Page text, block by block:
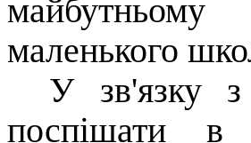
маленького
У зв'язку з
поспішати в